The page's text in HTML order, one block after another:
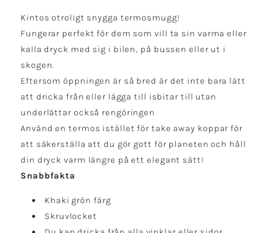
Kintos otroligt snygga termosmugg!
Fungerar perfekt för dem som vill ta sin varma eller
kalla dryck med sig i bilen, på bussen eller ut i
skogen.
Eftersom öppningen är så bred är det inte bara lätt
att dricka från eller lägga till isbitar till utan
underlättar också rengöringen
Använd en termos istället för take away koppar för
att säkerställa att du gör gott för planeten och håll
din dryck varm längre på ett elegant sätt!
Snabbfakta
Khaki grön färg
Skruvlocket